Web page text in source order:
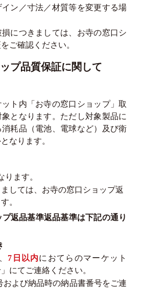
イン／寸法／材質等を変更する場
損につきましては、お寺の窓口シ
ご確認ください。
プ品質保証に関して
ト内「お寺の窓口ショップ」取
となります。ただし対象製品に
耗品（電池、電球など）及び衛
なります。
ります。
しては、お寺の窓口ショップ返
。
返品基準返品基準は下記の通り
7日以内におてらのマーケット
にてご連絡ください。
および納品時の納品書番号をご連